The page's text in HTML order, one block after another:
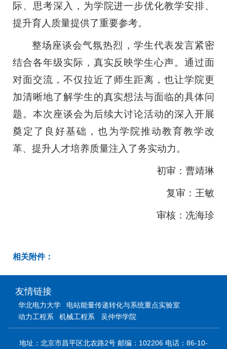
际、思考深入，为学院进一步优化教学安排、
提升育人质量提供了重要参考。
整场座谈会气氛热烈，学生代表发言紧密
结合各年级实际，真实反映学生心声。通过面
对面交流，不仅拉近了师生距离，也让学院更
加清晰地了解学生的真实想法与面临的具体问
题。本次座谈会为后续大讨论活动的深入开展
奠定了良好基础，也为学院推动教育教学改
革、提升人才培养质量注入了务实动力。
初审：曹靖琳
复审：王敏
审核：冼海珍
相关附件：
友情链接
华北电力大学
电站能量传递转化与系统重点实验室
动力工程系
机械工程系 吴仲华学院
地址：北京市昌平区北农路2号 邮编：102206 电话：86-10-